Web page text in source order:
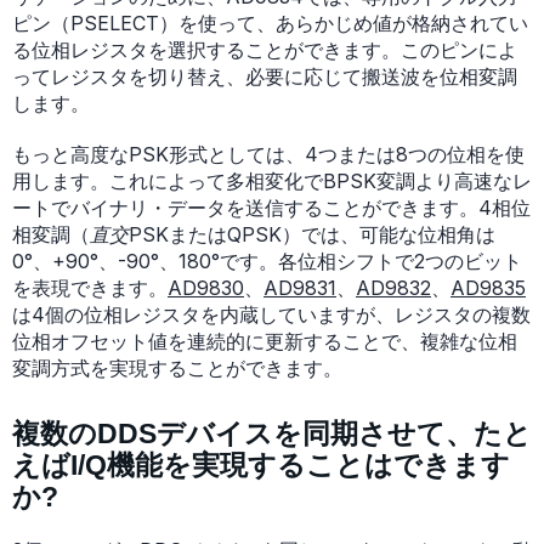
ピン（PSELECT）を使って、あらかじめ値が格納されてい
る位相レジスタを選択することができます。このピンによ
ってレジスタを切り替え、必要に応じて搬送波を位相変調
します。
もっと高度なPSK形式としては、4つまたは8つの位相を使
用します。これによって多相変化でBPSK変調より高速なレ
ートでバイナリ・データを送信することができます。4相位
相変調（ 直交PSKまたはQPSK）では、可能な位相角は
0°、+90°、-90°、180°です。各位相シフトで2つのビット
を表現できます。 AD9830、 AD9831、 AD9832、 AD9835
は4個の位相レジスタを内蔵していますが、レジスタの複数
位相オフセット値を連続的に更新することで、複雑な位相
変調方式を実現することができます。
複数のDDSデバイスを同期させて、たと
えばI/Q機能を実現することはできます
か?